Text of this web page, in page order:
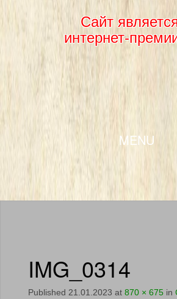
Сайт
интернет-
MENU
SKIP TO CONTENT
IMG_0314
Published 21.01.2023 at 870 × 675 in